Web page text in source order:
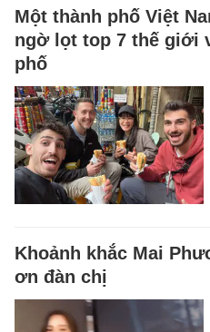
Một thành phố Việt
ngờ lọt top 7 thế giới
phố
Khoảnh khắc Mai
ơn đàn chị